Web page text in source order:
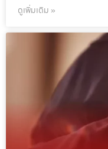
ดูเพิ่มเติม »